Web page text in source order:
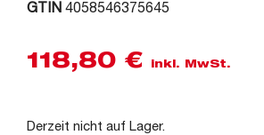
GTIN 4058546375645
118,80 € inkl. MwSt.
Derzeit nicht auf Lager.